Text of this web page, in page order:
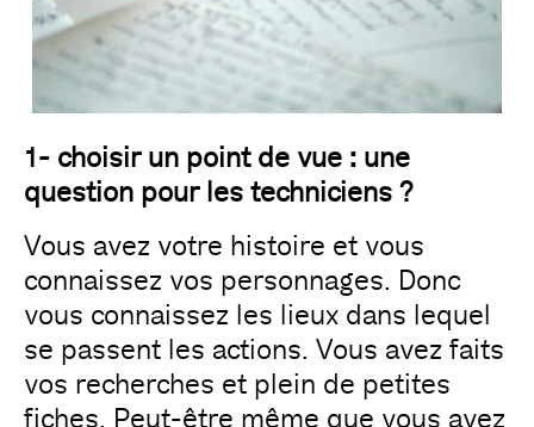
1- choisir un point de vue : une
question pour les techniciens ?
Vous avez votre histoire et vous
connaissez vos personnages. Donc
vous connaissez les lieux dans lequel
se passent les actions. Vous avez faits
vos recherches et plein de petites
fiches. Peut-être même que vous avez